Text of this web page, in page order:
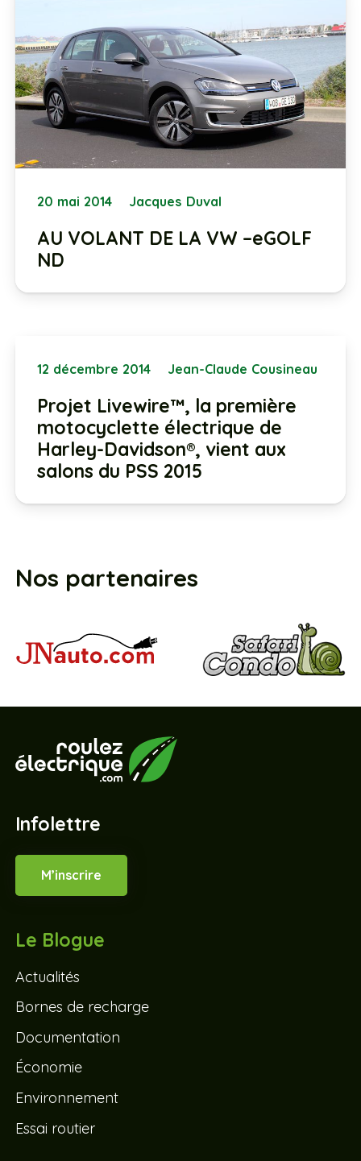
20 mai 2014 Jacques Duval
AU VOLANT DE LA VW –eGOLF
ND
12 décembre 2014 Jean-Claude Cousineau
Projet Livewire™, la première
motocyclette électrique de
Harley-Davidson®, vient aux
salons du PSS 2015
Nos partenaires
Infolettre
M’inscrire
Le Blogue
Actualités
Bornes de recharge
Documentation
Économie
Environnement
Essai routier